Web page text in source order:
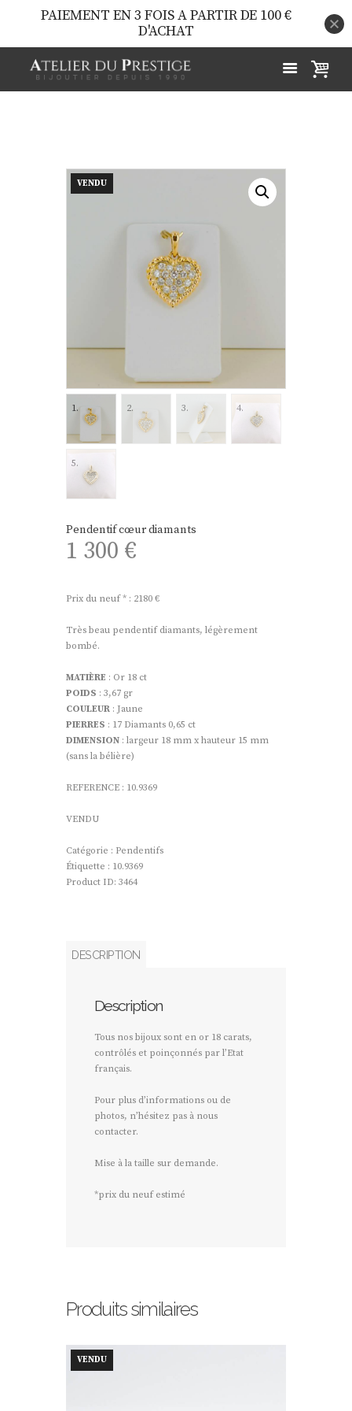
VENDU
Pendentif cœur diamants
1 300 €
Prix du neuf * : 2180 €
Très beau pendentif diamants, légèrement
bombé.
MATIÈRE : Or 18 ct
POIDS : 3,67 gr
COULEUR : Jaune
PIERRES : 17 Diamants 0,65 ct
DIMENSION : largeur 18 mm x hauteur 15 mm
(sans la bélière)
REFERENCE : 10.9369
VENDU
Catégorie : Pendentifs
Étiquette : 10.9369
Product ID: 3464
DESCRIPTION
Description
Tous nos bijoux sont en or 18 carats,
contrôlés et poinçonnés par l’Etat
français.
Pour plus d’informations ou de
photos, n’hésitez pas à nous
contacter.
Mise à la taille sur demande.
*prix du neuf estimé
Produits similaires
VENDU
PAIEMENT EN 3 FOIS A PARTIR DE 100 €
D'ACHAT